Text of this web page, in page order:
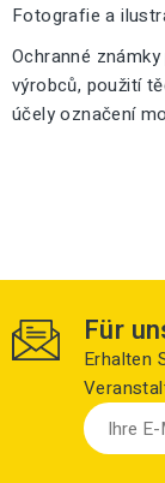
Fotografie a
Ochranné
výrobců, použití
účely označení
Für
Erhalten